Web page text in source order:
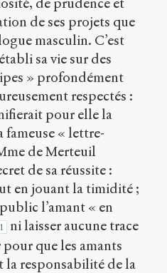
de ses projets que
masculin. C’est
sa vie sur des
» profondément
respectés :
pour elle la
fameuse « lettre-
de Merteuil
de sa réussite :
en jouant la timidité ;
l’amant « en
1 ni laisser aucune trace
pour que les amants
la responsabilité de la